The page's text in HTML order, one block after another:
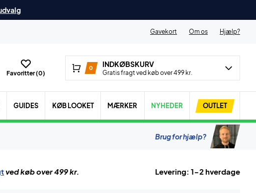
Gavekort Om os Hjælp?
Favoritter (0)
0 INDKØBSKURV
Gratis fragt ved køb over 499 kr.
GUIDES KØB LOOKET MÆRKER NYHEDER OUTLET
Brug for hjælp?
ved køb over 499 kr. Levering: 1-2 hverdage